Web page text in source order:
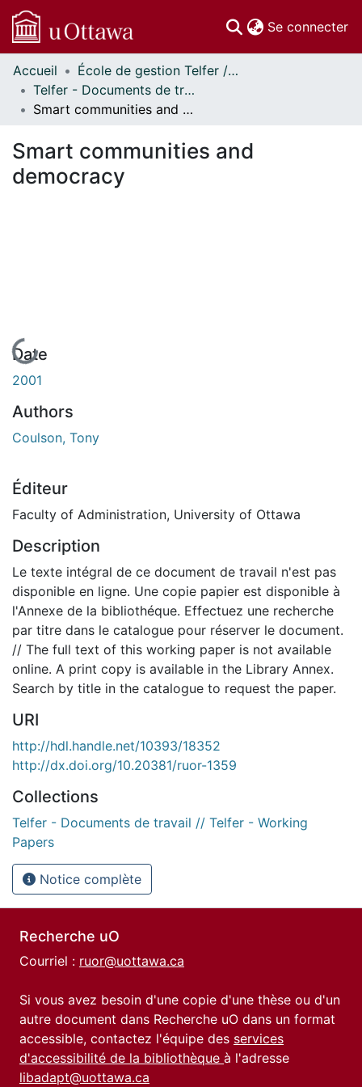
Se connecter
Communautés
et collections
Parcourir
À propos
Accueil
École de gestion Telfer // Telfer School of Management
Telfer - Documents de travail // Telfer - Working Papers
Smart communities and democracy
Smart communities and
democracy
En cours de chargement...
Date
2001
Authors
Coulson, Tony
Éditeur
Faculty of Administration, University of Ottawa
Description
Le texte intégral de ce document de travail n'est pas
disponible en ligne. Une copie papier est disponible à
l'Annexe de la bibliothéque. Effectuez une recherche
par titre dans le catalogue pour réserver le document.
// The full text of this working paper is not available
online. A print copy is available in the Library Annex.
Search by title in the catalogue to request the paper.
URI
http://hdl.handle.net/10393/18352
http://dx.doi.org/10.20381/ruor-1359
Collections
Telfer - Documents de travail // Telfer - Working
Papers
Notice complète
Recherche uO
Courriel : ruor@uottawa.ca
Si vous avez besoin d'une copie d'une thèse ou d'un
autre document dans Recherche uO dans un format
accessible, contactez l'équipe des services
d'accessibilité de la bibliothèque à l'adresse
libadapt@uottawa.ca